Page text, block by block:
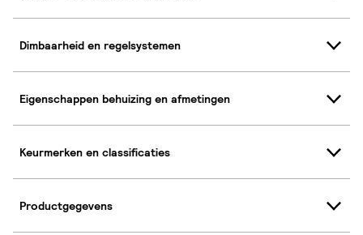
Dimbaarheid en regelsystemen
Eigenschappen behuizing en afmetingen
Keurmerken en classificaties
Productgegevens